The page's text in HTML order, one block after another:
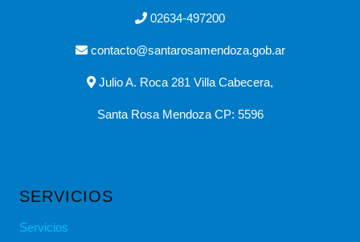
02634-497200
contacto@santarosamendoza.gob.ar
Julio A. Roca 281 Villa Cabecera,
Santa Rosa Mendoza CP: 5596
SERVICIOS
Servicios